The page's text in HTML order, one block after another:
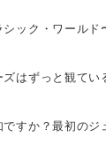
シック・ワールド
ズはずっと観て
ですか？最初のジ